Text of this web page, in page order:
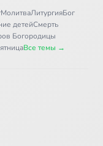
МолитваЛитургияБог
детейСмерть
Богородицы
Все темы →